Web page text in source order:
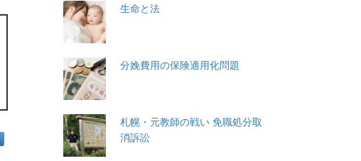
生命と法
分娩費用の保険適用化問題
札幌・元教師の戦い 免職処分取
消訴訟